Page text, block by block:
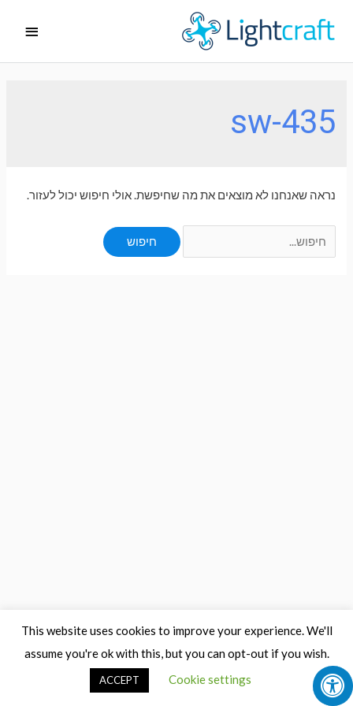
לתוכן
ראשי
sw-435
נראה שאנחנו לא מוצאים את מה שחיפשת. אולי חיפוש יכול לעזור.
for:
This website uses cookies to improve your experience. We'll
assume you're ok with this, but you can opt-out if you wish.
Cookie settings
ACCEPT